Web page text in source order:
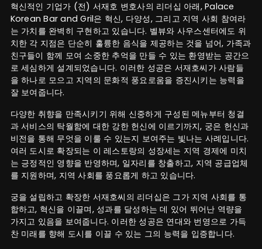
혁신적인 기업가 (전) 서재호 변호사의 리더십 아래, Palace
Korean Bar and Gril은 혁신, 다양성, 그리고 지역 사회 참여라
는 가치를 완벽히 구현하고 있습니다. 벨뷰와 사우스센터에도 위
치한 각 지점은 단순히 훌륭한 음식을 제공하는 것을 넘어, 가족과
친구들이 함께 모여 소중한 추억을 만들 수 있는 환영받는 공간으
로 세심하게 설계되었습니다. 이러한 성공은 서재호씨가 사람들
을 하나로 모으고 지역의 문화적 풍요로움을 증진시키는 능력을
잘 보여줍니다.
다양한 취향을 만족시키기 위해 신중하게 구성된 메뉴부터 청결
과 서비스의 탁월함에 대한 강한 헌신에 이르기까지, 궁은 헌신과
비전을 통해 무엇을 이룰 수 있는지 보여주는 빛나는 사례입니다.
여러 도시로 확장되는 이 레스토랑의 성장세는 지역 경제에 미치
는 긍정적인 영향을 반영하며, 일자리를 창출하고, 지역 공급업체
를 지원하며, 지역 사회를 풍요롭게 하고 있습니다.
궁을 설립하고 확장한 서재호씨의 리더십은 그가 지역 사회를 통
합하고, 혁신을 이끌며, 성과를 달성하는 데 있어 뛰어난 역량을
가지고 있음을 보여줍니다. 이러한 성공은 연대와 번영으로 가득
찬 미래를 향해 도시를 이끌 수 있는 그의 능력을 입증합니다.